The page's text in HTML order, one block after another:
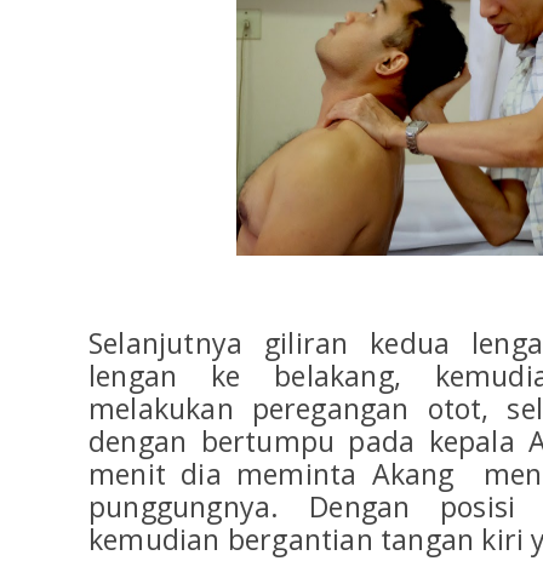
Selanjutnya giliran kedua
lengan ke belakang,
melakukan peregangan otot,
dengan bertumpu pada kepala
menit dia meminta Akang
punggungnya. Dengan
kemudian bergantian tangan kiri